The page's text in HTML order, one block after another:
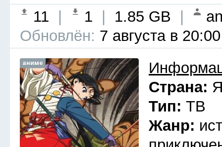
11 1 1.85 GB
Обновлён: 7 августа в 20:00
аниме
Страна:
Тип: ТВ
Жанр: